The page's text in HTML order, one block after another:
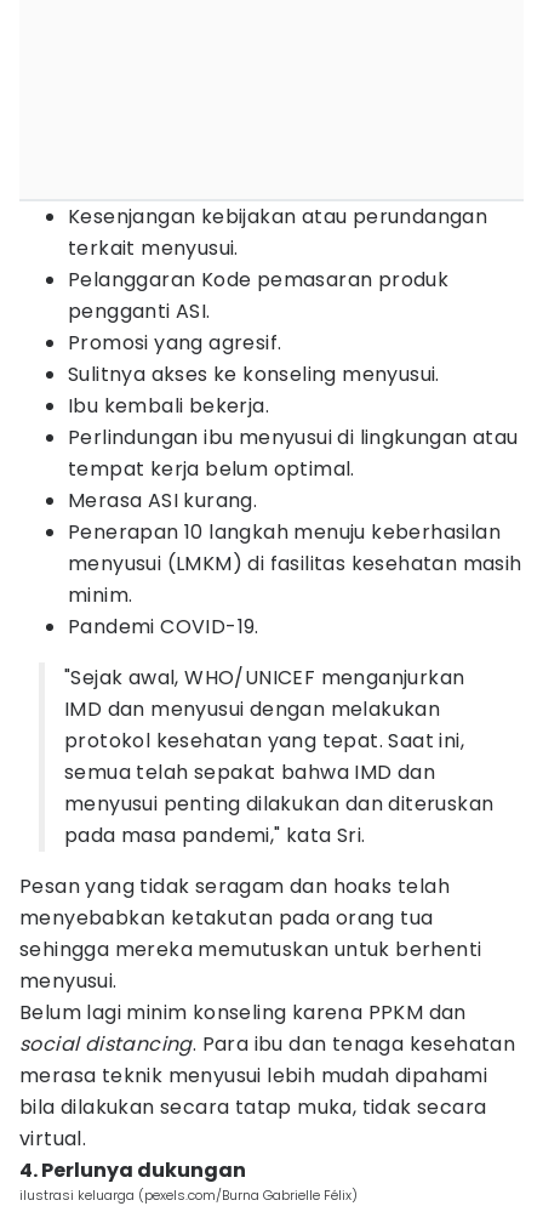
Kesenjangan kebijakan atau perundangan
terkait menyusui.
Pelanggaran Kode pemasaran produk
pengganti ASI.
Promosi yang agresif.
Sulitnya akses ke konseling menyusui.
Ibu kembali bekerja.
Perlindungan ibu menyusui di lingkungan atau
tempat kerja belum optimal.
Merasa ASI kurang.
Penerapan 10 langkah menuju keberhasilan
menyusui (LMKM) di fasilitas kesehatan masih
minim.
Pandemi COVID-19.
"Sejak awal, WHO/UNICEF menganjurkan
IMD dan menyusui dengan melakukan
protokol kesehatan yang tepat. Saat ini,
semua telah sepakat bahwa IMD dan
menyusui penting dilakukan dan diteruskan
pada masa pandemi," kata Sri.
Pesan yang tidak seragam dan hoaks telah
menyebabkan ketakutan pada orang tua
sehingga mereka memutuskan untuk berhenti
menyusui.
Belum lagi minim konseling karena PPKM dan
social distancing. Para ibu dan tenaga kesehatan
merasa teknik menyusui lebih mudah dipahami
bila dilakukan secara tatap muka, tidak secara
virtual.
4. Perlunya dukungan
ilustrasi keluarga (pexels.com/Burna Gabrielle Félix)